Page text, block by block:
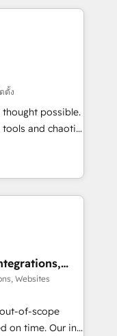
no two
your
solutions that
We believe in
and we’re
and
ตั้ง
possible.
tools and chaotic
with deep
faster—with
more
& Custom
· Sales &
growth
Websites
of-scope
Our in-